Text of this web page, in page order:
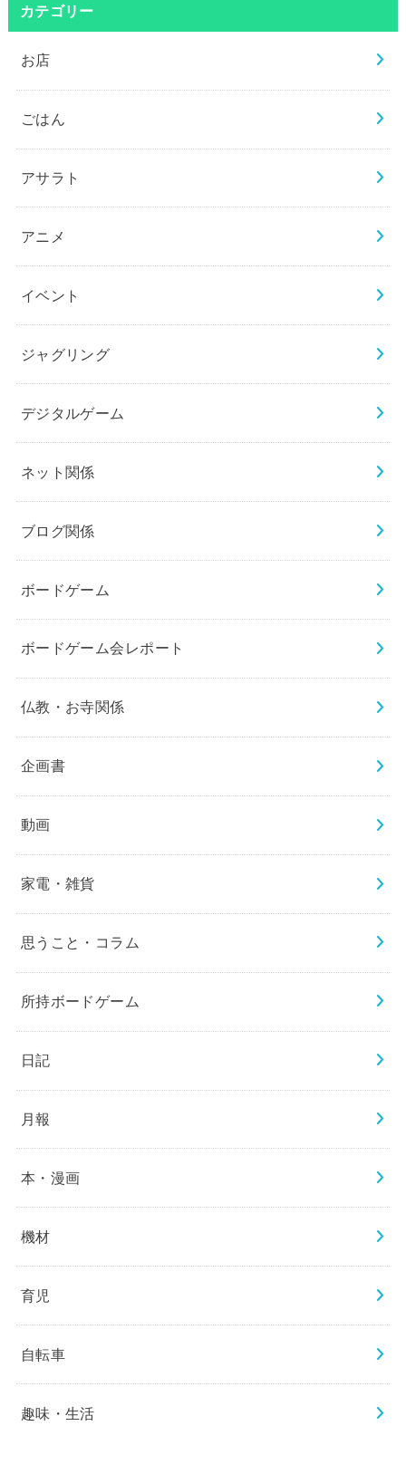
カテゴリー
お店
ごはん
アサラト
アニメ
イベント
ジャグリング
デジタルゲーム
ネット関係
ブログ関係
ボードゲーム
ボードゲーム会レポート
仏教・お寺関係
企画書
動画
家電・雑貨
思うこと・コラム
所持ボードゲーム
日記
月報
本・漫画
機材
育児
自転車
趣味・生活